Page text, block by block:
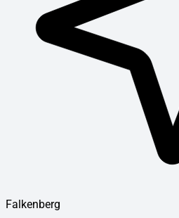
Falkenberg